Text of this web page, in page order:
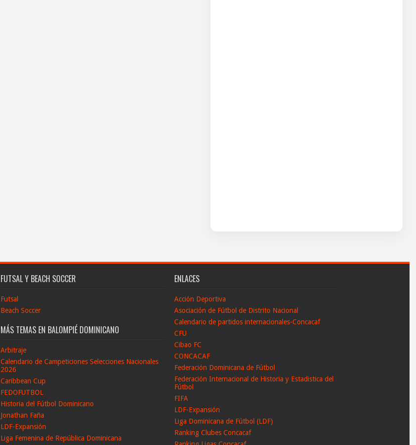
FUTSAL Y BEACH SOCCER
Futsal
Beach Soccer
MÁS TEMAS EN BALOMPIÉ DOMINICANO
Arbitraje
Calendario de Campeticiones Selecciones Nacionales
2026
Caribbean Cup
FEDOFUTBOL
Historia del Fútbol Dominicano
Jonathan Faña
LDF-Expansión
Liga Femenina de República Dominicana
ENLACES
Acción Deportiva
Asociación de Fútbol de Distrito Nacional
Calendario de partidos internacionales-Concacaf
CFU
Cibao FC
CONCACAF
Federación Dominicana de Fútbol
Federación Internacional de Historia y Estadistica del
Fútbol
FIFA
LDF-Expansión
Liga Dominicana de Fútbol (LDF)
Ranking Clubes Concacaf